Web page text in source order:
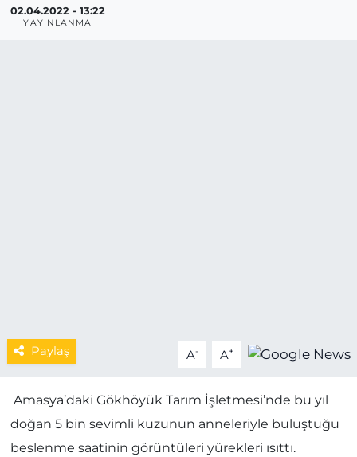
02.04.2022 - 13:22
YAYINLANMA
Paylaş A- A+
Amasya’daki Gökhöyük Tarım İşletmesi’nde bu yıl
doğan 5 bin sevimli kuzunun anneleriyle buluştuğu
beslenme saatinin görüntüleri yürekleri ısıttı.